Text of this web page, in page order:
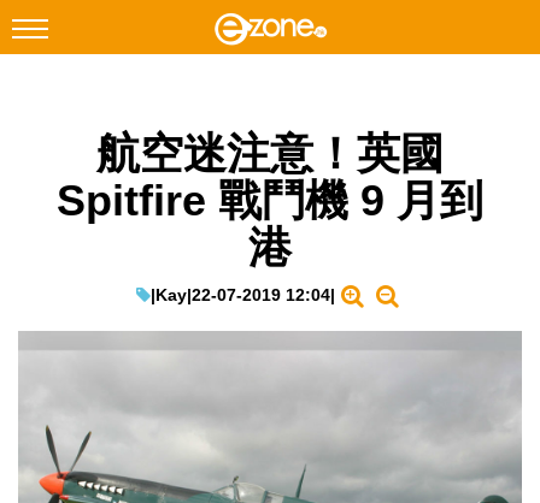
Facebook Instagram
科技焦點
教學評測
IT Times
生成式AI與雲端應用
航空迷注意！英國
Spitfire 戰鬥機 9 月到
港
|Kay|22-07-2019 12:04|